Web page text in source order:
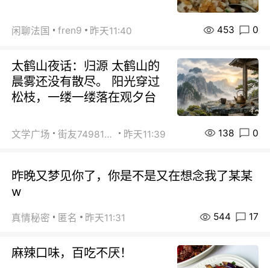
闲聊法国 fren9 昨天11:40 453 0
太鹤山夜话：归源 太鹤山的
晨雾还没有散尽。 阳光穿过
松枝，一缕一缕落在观夕台
文学广场 街友74981146 昨天11:39 138 0
昨晚又梦见你了，你是不是又在想念我了某某
w
真情秘密 匿名 昨天11:31 544 17
麻辣口味，百吃不厌！